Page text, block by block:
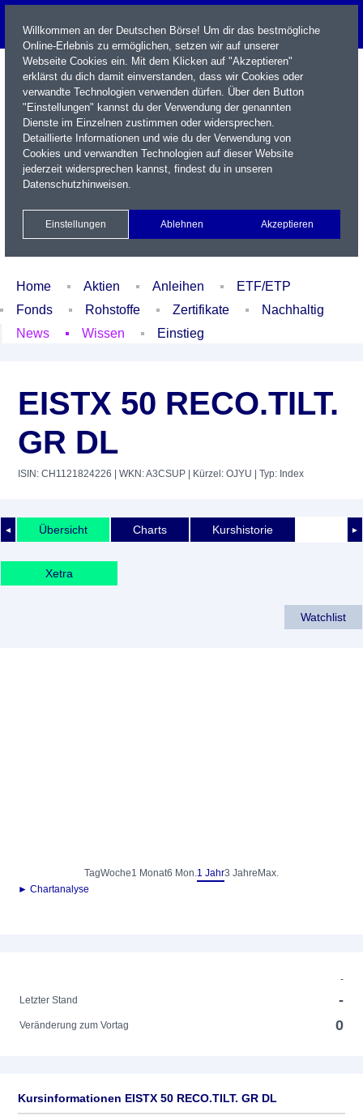
Name / WKN / ISIN / Kürzel
Xetra Realtime
Watchlist Portfolio Login
Home Aktien Anleihen
ETF/ETP
Fonds
Rohstoffe Zertifikate
Nachhaltig
News
Wissen Einstieg
EISTX 50 RECO.TILT.
GR DL
ISIN: CH1121824226 | WKN: A3CSUP | Kürzel: OJYU | Typ: Index
◄ ►
Übersicht Charts Kurshistorie
Xetra
Watchlist
TagWoche1 Monat6 Mon.1 Jahr3 Jahre Max.
► Chartanalyse
-
Letzter Stand
-
Veränderung zum Vortag 0
Kursinformationen EISTX 50 RECO.TILT. GR DL
Willkommen an der Deutschen Börse! Um dir das bestmögliche
Online-Erlebnis zu ermöglichen, setzen wir auf unserer
Webseite Cookies ein. Mit dem Klicken auf "Akzeptieren"
erklärst du dich damit einverstanden, dass wir Cookies oder
verwandte Technologien verwenden dürfen. Über den Button
"Einstellungen" kannst du der Verwendung der genannten
Dienste im Einzelnen zustimmen oder widersprechen.
Detaillierte Informationen und wie du der Verwendung von
Cookies und verwandten Technologien auf dieser Website
jederzeit widersprechen kannst, findest du in unseren
Datenschutzhinweisen.
Einstellungen Ablehnen Akzeptieren